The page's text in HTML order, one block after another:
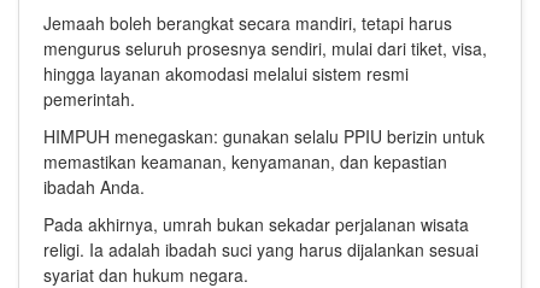
Jemaah boleh berangkat secara mandiri, tetapi harus
mengurus seluruh prosesnya sendiri, mulai dari tiket, visa,
hingga layanan akomodasi melalui sistem resmi
pemerintah.
HIMPUH menegaskan: gunakan selalu PPIU berizin untuk
memastikan keamanan, kenyamanan, dan kepastian
ibadah Anda.
Pada akhirnya, umrah bukan sekadar perjalanan wisata
religi. Ia adalah ibadah suci yang harus dijalankan sesuai
syariat dan hukum negara.